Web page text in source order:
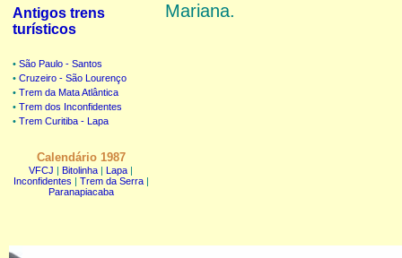
Antigos trens
turísticos
• São Paulo - Santos
• Cruzeiro - São Lourenço
• Trem da Mata Atlântica
• Trem dos Inconfidentes
• Trem Curitiba - Lapa
Calendário 1987
VFCJ Bitolinha Lapa
Inconfidentes
Trem da Serra|
Paranapiacaba
Mariana.